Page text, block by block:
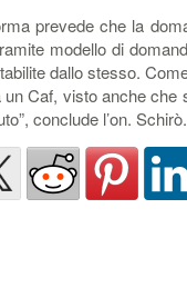
prevede che la
modello di
dallo stesso.
Caf, visto anche che
conclude l’on.